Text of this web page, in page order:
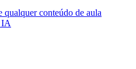
qualquer conteúdo de aula
IA